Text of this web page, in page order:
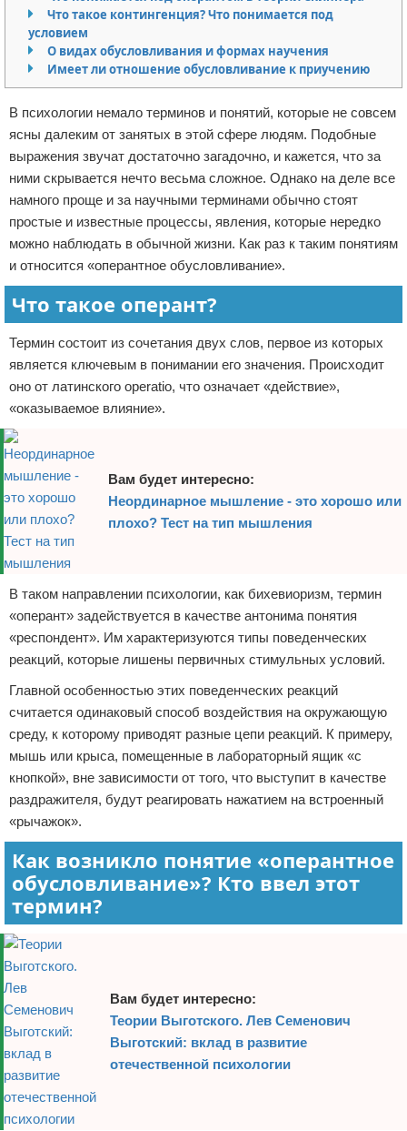
Отказ от ответственности
Что такое контингенция? Что понимается под
условием
О видах обусловливания и формах научения
Имеет ли отношение обусловливание к приучению
В психологии немало терминов и понятий, которые не совсем
ясны далеким от занятых в этой сфере людям. Подобные
выражения звучат достаточно загадочно, и кажется, что за
ними скрывается нечто весьма сложное. Однако на деле все
намного проще и за научными терминами обычно стоят
простые и известные процессы, явления, которые нередко
можно наблюдать в обычной жизни. Как раз к таким понятиям
и относится «оперантное обусловливание».
Что такое оперант?
Термин состоит из сочетания двух слов, первое из которых
является ключевым в понимании его значения. Происходит
оно от латинского operatio, что означает «действие»,
«оказываемое влияние».
Вам будет интересно:
Неординарное мышление - это хорошо или
плохо? Тест на тип мышления
В таком направлении психологии, как бихевиоризм, термин
«оперант» задействуется в качестве антонима понятия
«респондент». Им характеризуются типы поведенческих
реакций, которые лишены первичных стимульных условий.
Главной особенностью этих поведенческих реакций
считается одинаковый способ воздействия на окружающую
среду, к которому приводят разные цепи реакций. К примеру,
мышь или крыса, помещенные в лабораторный ящик «с
кнопкой», вне зависимости от того, что выступит в качестве
раздражителя, будут реагировать нажатием на встроенный
«рычажок».
Как возникло понятие «оперантное
обусловливание»? Кто ввел этот
термин?
Вам будет интересно:
Теории Выготского. Лев Семенович
Выготский: вклад в развитие
отечественной психологии